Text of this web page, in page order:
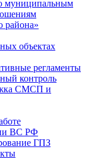
муниципальным
района»
объектах
регламенты
контроль
СМСП и
ВС РФ
ГПЗ